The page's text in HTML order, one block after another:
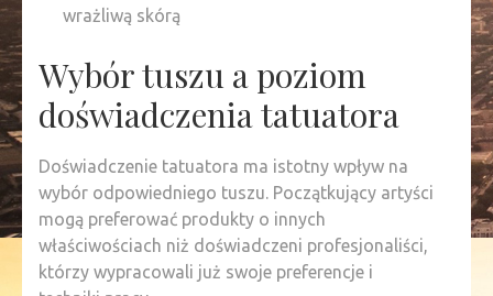
wrażliwą skórą
Wybór tuszu a poziom
doświadczenia tatuatora
Doświadczenie tatuatora ma istotny wpływ na
wybór odpowiedniego tuszu. Początkujący artyści
mogą preferować produkty o innych
właściwościach niż doświadczeni profesjonaliści,
którzy wypracowali już swoje preferencje i